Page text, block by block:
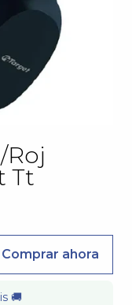
Tt
Comprar ahora
🚚